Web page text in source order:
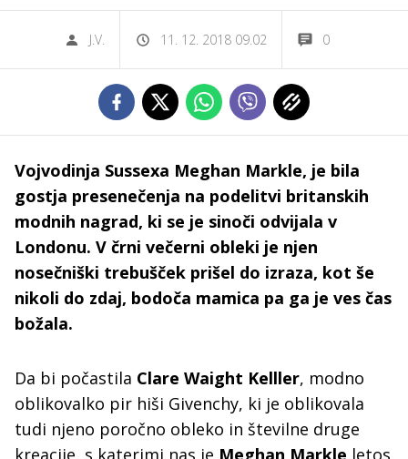
J.V. 11. 12. 2018 09.02 0
Vojvodinja Sussexa Meghan Markle, je bila
gostja presenečenja na podelitvi britanskih
modnih nagrad, ki se je sinoči odvijala v
Londonu. V črni večerni obleki je njen
nosečniški trebušček prišel do izraza, kot še
nikoli do zdaj, bodoča mamica pa ga je ves čas
božala.
Da bi počastila Clare Waight Kelller, modno
oblikovalko pir hiši Givenchy, ki je oblikovala
tudi njeno poročno obleko in številne druge
kreacije, s katerimi nas je Meghan Markle letos